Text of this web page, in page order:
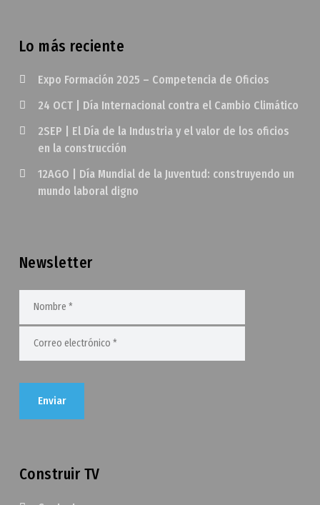
Lo más reciente
Expo Formación 2025 – Competencia de Oficios
24 OCT | Día Internacional contra el Cambio Climático
2SEP | El Día de la Industria y el valor de los oficios
en la construcción
12AGO | Día Mundial de la Juventud: construyendo un
mundo laboral digno
Newsletter
Construir TV